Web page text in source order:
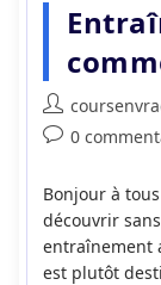
Auteur/autrice
de
Commentaires
la
publication :
0
Bonjour à
découvrir
entraînement
est plutôt